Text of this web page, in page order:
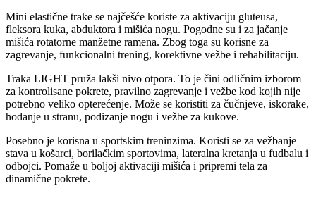
Mini elastične trake se najčešće koriste za aktivaciju gluteusa,
fleksora kuka, abduktora i mišića nogu. Pogodne su i za jačanje
mišića rotatorne manžetne ramena. Zbog toga su korisne za
zagrevanje, funkcionalni trening, korektivne vežbe i rehabilitaciju.
Traka LIGHT pruža lakši nivo otpora. To je čini odličnim izborom
za kontrolisane pokrete, pravilno zagrevanje i vežbe kod kojih nije
potrebno veliko opterećenje. Može se koristiti za čučnjeve, iskorake,
hodanje u stranu, podizanje nogu i vežbe za kukove.
Posebno je korisna u sportskim treninzima. Koristi se za vežbanje
stava u košarci, borilačkim sportovima, lateralna kretanja u fudbalu i
odbojci. Pomaže u boljoj aktivaciji mišića i pripremi tela za
dinamične pokrete.